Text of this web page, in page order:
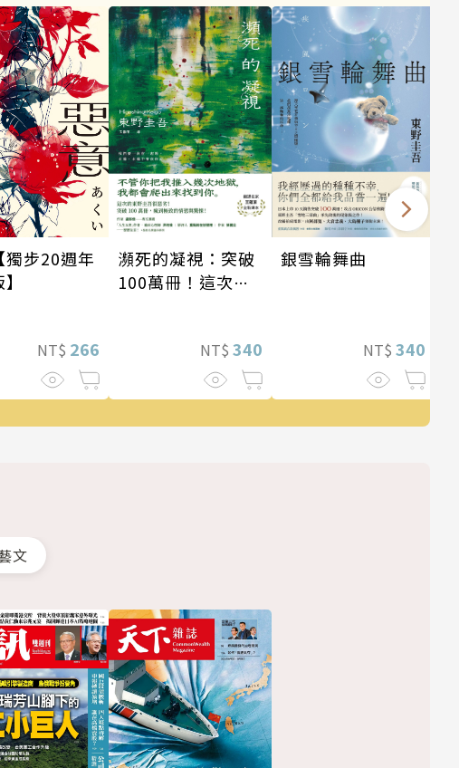
獨步20週年
NT$ 266
瀕死的凝視：突破
100萬冊！這次的
NT$ 340
銀雪輪舞曲
NT$ 340
文